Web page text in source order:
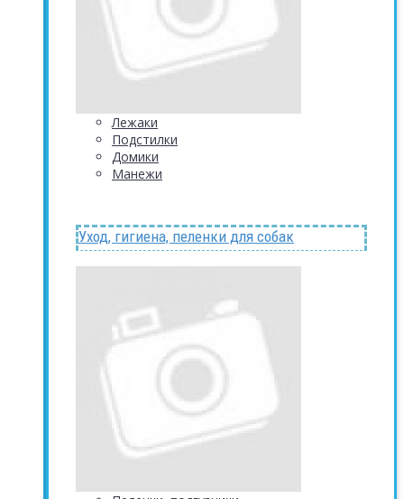
Лежаки
Подстилки
Домики
Манежи
Уход, гигиена, пеленки для собак